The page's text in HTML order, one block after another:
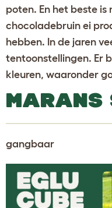
poten. En het beste is
chocoladebruin ei
hebben. In de jaren
tentoonstellingen. Er
kleuren, waaronder
MARANS
gangbaar